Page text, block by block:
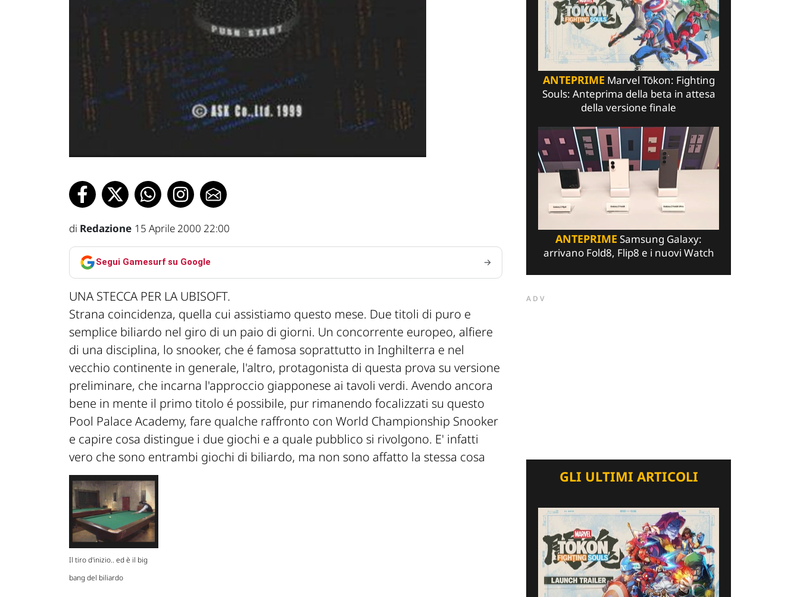
di Redazione 15 Aprile 2000 22:00
Segui Gamesurf su Google
UNA STECCA PER LA UBISOFT.
Strana coincidenza, quella cui assistiamo questo mese. Due titoli di puro e
semplice biliardo nel giro di un paio di giorni. Un concorrente europeo, alfiere
di una disciplina, lo snooker, che é famosa soprattutto in Inghilterra e nel
vecchio continente in generale, l'altro, protagonista di questa prova su versione
preliminare, che incarna l'approccio giapponese ai tavoli verdi. Avendo ancora
bene in mente il primo titolo é possibile, pur rimanendo focalizzati su questo
Pool Palace Academy, fare qualche raffronto con World Championship Snooker
e capire cosa distingue i due giochi e a quale pubblico si rivolgono. E' infatti
vero che sono entrambi giochi di biliardo, ma non sono affatto la stessa cosa
Il tiro d'inizio.. ed è il big
bang del biliardo
ANTEPRIME Marvel Tōkon: Fighting
Souls: Anteprima della beta in attesa
della versione finale
ANTEPRIME Samsung Galaxy:
arrivano Fold8, Flip8 e i nuovi Watch
ADV
GLI ULTIMI ARTICOLI